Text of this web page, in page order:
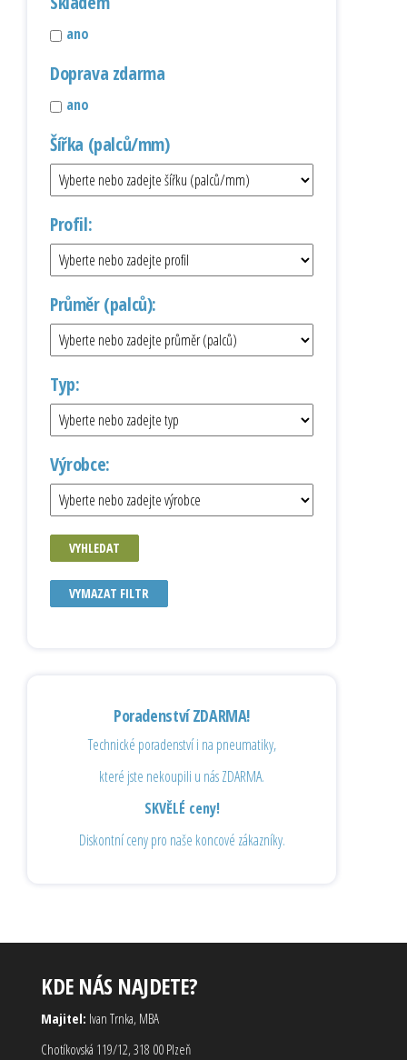
ano
Doprava zdarma
ano
Šířka (palců/mm)
Profil:
Průměr (palců):
Typ:
Výrobce:
VYHLEDAT
VYMAZAT FILTR
Poradenství ZDARMA!
Technické poradenství i na pneumatiky,
které jste nekoupili u nás ZDARMA.
SKVĚLÉ ceny!
Diskontní ceny pro naše koncové zákazníky.
KDE NÁS NAJDETE?
Majitel: Ivan Trnka, MBA
Chotíkovská 119/12, 318 00 Plzeň